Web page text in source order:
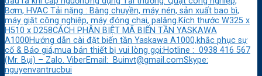
Bơm, HVAC Tải nặng : Băng chuyền, máy nén, sản xuất bao bì,
máy giặt công nghiệp, máy đóng chai, palăng.Kích thước W325 x
H510 x D258CÁCH PHÂN BIỆT MÃ BIẾN TẦN YASKAWA
A1000Hướng dẫn cài đặt biến tần Yaskawa A1000,khắc phục sự
cố & Báo giá,mua bán thiết bị vui lòng gọi:Hotline : 0938 416 567
(Mr. Bụi) – Zalo. ViberEmail: Buinvt@gmail.comSkype:
nguyenvantrucbui